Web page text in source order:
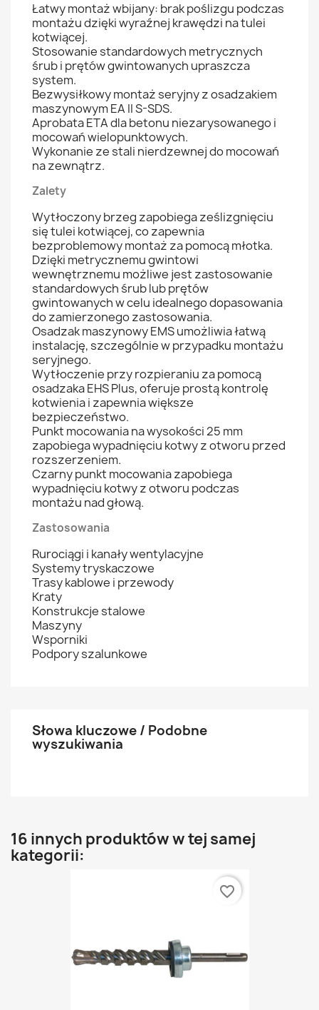
Łatwy montaż wbijany: brak poślizgu podczas
montażu dzięki wyraźnej krawędzi na tulei
kotwiącej.
Stosowanie standardowych metrycznych
śrub i prętów gwintowanych upraszcza
system.
Bezwysiłkowy montaż seryjny z osadzakiem
maszynowym EA II S-SDS.
Aprobata ETA dla betonu niezarysowanego i
mocowań wielopunktowych.
Wykonanie ze stali nierdzewnej do mocowań
na zewnątrz.
Zalety
Wytłoczony brzeg zapobiega ześlizgnięciu
się tulei kotwiącej, co zapewnia
bezproblemowy montaż za pomocą młotka.
Dzięki metrycznemu gwintowi
wewnętrznemu możliwe jest zastosowanie
standardowych śrub lub prętów
gwintowanych w celu idealnego dopasowania
do zamierzonego zastosowania.
Osadzak maszynowy EMS umożliwia łatwą
instalację, szczególnie w przypadku montażu
seryjnego.
Wytłoczenie przy rozpieraniu za pomocą
osadzaka EHS Plus, oferuje prostą kontrolę
kotwienia i zapewnia większe
bezpieczeństwo.
Punkt mocowania na wysokości 25 mm
zapobiega wypadnięciu kotwy z otworu przed
rozszerzeniem.
Czarny punkt mocowania zapobiega
wypadnięciu kotwy z otworu podczas
montażu nad głową.
Zastosowania
Rurociągi i kanały wentylacyjne
Systemy tryskaczowe
Trasy kablowe i przewody
Kraty
Konstrukcje stalowe
Maszyny
Wsporniki
Podpory szalunkowe
Słowa kluczowe / Podobne
wyszukiwania
16 innych produktów w tej samej
kategorii:
favorite_border